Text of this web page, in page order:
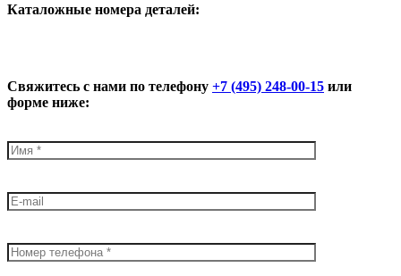
Каталожные номера деталей:
Свяжитесь с нами по телефону +7 (495) 248-00-15 или
форме ниже: